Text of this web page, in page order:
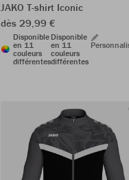
JAKO T-shirt Iconic
dès 29,99 €
Disponible
en 11
couleurs
différentes
Disponible
en 11
couleurs
différentes